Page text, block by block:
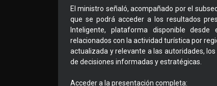
El ministro señaló, acompañado por el
que se podrá acceder a los resultados
Inteligente, plataforma disponible
relacionados con la actividad turística por
actualizada y relevante a las autoridades,
de decisiones informadas y estratégicas.
Acceder a la presentación completa: